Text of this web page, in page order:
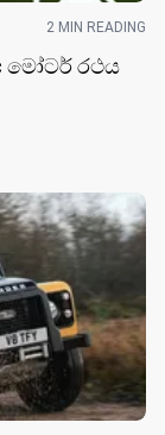
2 MIN READING
මෝටර් රථය